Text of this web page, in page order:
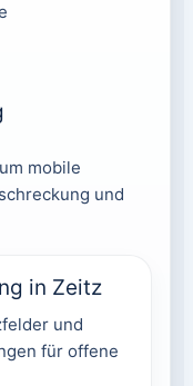
mobile
und
in Zeitz
und
für offene